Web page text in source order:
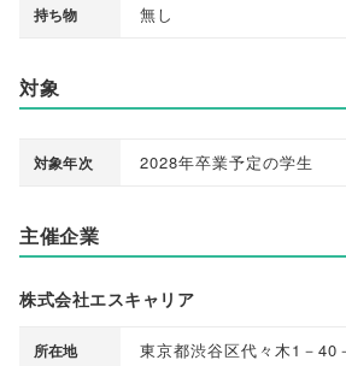
持ち物 無し
対象
対象年次 2028年卒業予定の学生
主催企業
株式会社エスキャリア
所在地 東京都渋谷区代々木1－40